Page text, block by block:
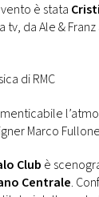
è stata
da Ale &
di RMC
Marco
Club è
Centrale.